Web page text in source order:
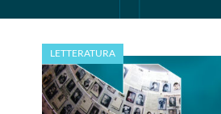
LETTERATURA